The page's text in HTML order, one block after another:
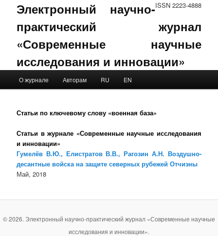
ISSN 2223-4888
Электронный научно-
практический журнал
«Современные научные
исследования и инновации»
Skip to primary content
Skip to secondary content
О журнале Авторам RU EN
Статьи по ключевому слову «военная база»
Статьи в журнале «Современные научные исследования
и инновации»
Гумелёв В.Ю., Елистратов В.В., Рагозин А.Н. Воздушно-
десантные войска на защите северных рубежей Отчизны
Май, 2018
© 2026. Электронный научно-практический журнал «Современные научные
исследования и инновации».